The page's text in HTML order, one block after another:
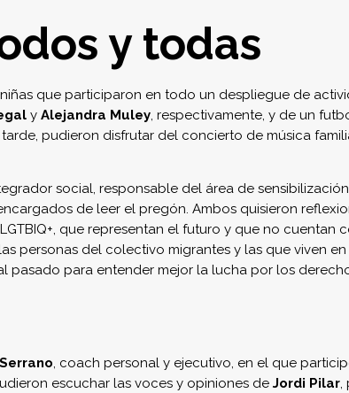
y todas
que participaron en todo un despliegue de
y Alejandra Muley , respectivamente, y de un
pudieron disfrutar del concierto de música
social, responsable del área de
de leer el pregón. Ambos quisieron
que representan el futuro y que no cuentan
personas del colectivo migrantes y las que viven
pasado para entender mejor la lucha por los
, coach personal y ejecutivo, en el que
escuchar las voces y opiniones de Jordi Pilar,